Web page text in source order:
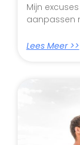
Mijn
aanpassen
Lees Meer >>